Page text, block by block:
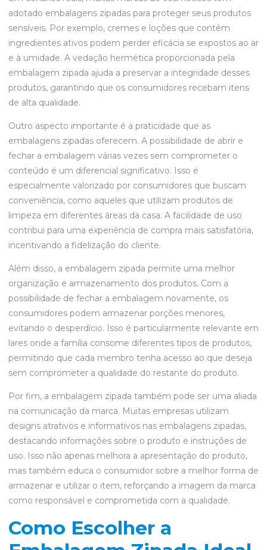
adotado embalagens zipadas para proteger seus produtos
sensíveis. Por exemplo, cremes e loções que contêm
ingredientes ativos podem perder eficácia se expostos ao ar
e à umidade. A vedação hermética proporcionada pela
embalagem zipada ajuda a preservar a integridade desses
produtos, garantindo que os consumidores recebam itens
de alta qualidade.
Outro aspecto importante é a praticidade que as
embalagens zipadas oferecem. A possibilidade de abrir e
fechar a embalagem várias vezes sem comprometer o
conteúdo é um diferencial significativo. Isso é
especialmente valorizado por consumidores que buscam
conveniência, como aqueles que utilizam produtos de
limpeza em diferentes áreas da casa. A facilidade de uso
contribui para uma experiência de compra mais satisfatória,
incentivando a fidelização do cliente.
Além disso, a embalagem zipada permite uma melhor
organização e armazenamento dos produtos. Com a
possibilidade de fechar a embalagem novamente, os
consumidores podem armazenar porções menores,
evitando o desperdício. Isso é particularmente relevante em
lares onde a família consome diferentes tipos de produtos,
permitindo que cada membro tenha acesso ao que deseja
sem comprometer a qualidade do restante do produto.
Por fim, a embalagem zipada também pode ser uma aliada
na comunicação da marca. Muitas empresas utilizam
designs atrativos e informativos nas embalagens zipadas,
destacando informações sobre o produto e instruções de
uso. Isso não apenas melhora a apresentação do produto,
mas também educa o consumidor sobre a melhor forma de
armazenar e utilizar o item, reforçando a imagem da marca
como responsável e comprometida com a qualidade.
Como Escolher a